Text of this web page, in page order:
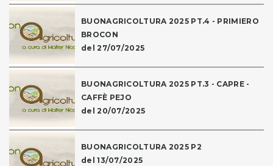
BUONAGRICOLTURA 2025 PT.4 - PRIMIERO
BROCON
del 27/07/2025
BUONAGRICOLTURA 2025 PT.3 - CAPRE -
CAFFÈ PEJO
del 20/07/2025
BUONAGRICOLTURA 2025 P2
del 13/07/2025